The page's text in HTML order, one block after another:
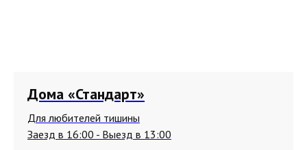
Дома «Стандарт»
Для любителей тишины
Заезд в 16:00 - Выезд в 13:00